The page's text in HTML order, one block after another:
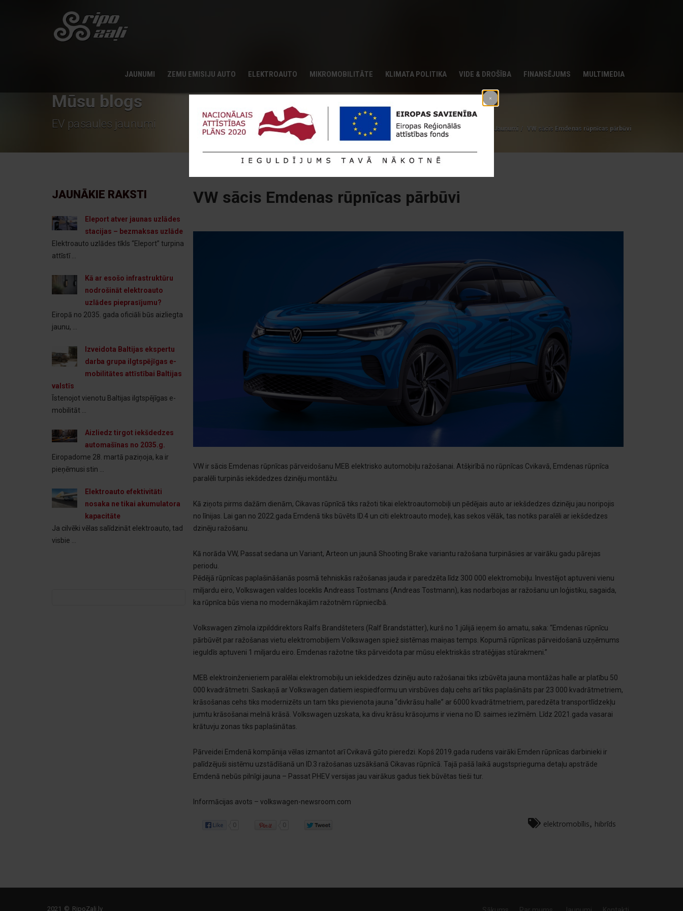
JAUNUMI ZEMU EMISIJU AUTO ELEKTROAUTO MIKROMOBILITĀTE KLIMATA POLITIKA VIDE & DROŠĪBA FINANSĒJUMS MULTIMEDIA
Mūsu blogs
EV pasaules jaunumi Jaunumi VW sācis Emdenas rūpnīcas pārbūvi
VW sācis Emdenas rūpnīcas pārbūvi
VW ir sācis Emdenas rūpnīcas pārveidošanu MEB elektrisko automobiļu ražošanai. Atšķirībā no rūpnīcas Cvikavā, Emdenas rūpnīca
paralēli turpinās iekšdedzes dzinēju montāžu.
Kā ziņots pirms dažām dienām, Cikavas rūpnīcā tiks ražoti tikai elektroautomobiļi un pēdējais auto ar iekšdedzes dzinēju jau noripojis
no līnijas. Lai gan no 2022.gada Emdenā tiks būvēts ID.4 un citi elektroauto modeļi, kas sekos vēlāk, tas notiks paralēli ar iekšdedzes
dzinēju ražošanu.
Kā norāda VW, Passat sedana un Variant, Arteon un jaunā Shooting Brake variantu ražošana turpināsies ar vairāku gadu pārejas
periodu.
Pēdējā rūpnīcas paplašināšanās posmā tehniskās ražošanas jauda ir paredzēta līdz 300 000 elektromobiļu. Investējot aptuveni vienu
miljardu eiro, Volkswagen valdes loceklis Andreass Tostmans (Andreas Tostmann), kas nodarbojas ar ražošanu un loģistiku, sagaida,
ka rūpnīca būs viena no modernākajām ražotnēm rūpniecībā.
Volkswagen zīmola izpilddirektors Ralfs Brandšteters (Ralf Brandstätter), kurš no 1.jūlijā ieņem šo amatu, saka: “Emdenas rūpnīcu
pārbūvēt par ražošanas vietu elektromobiļiem Volkswagen spiež sistēmas maiņas temps. Kopumā rūpnīcas pārveidošanā uzņēmums
ieguldīs aptuveni 1 miljardu eiro. Emdenas ražotne tiks pārveidota par mūsu elektriskās stratēģijas stūrakmeni.”
MEB elektroinženieriem paralēlai elektromobiļu un iekšdedzes dzinēju auto ražošanai tiks izbūvēta jauna montāžas halle ar platību 50
000 kvadrātmetri. Saskaņā ar Volkswagen datiem iespiedformu un virsbūves daļu cehs arī tiks paplašināts par 23 000 kvadrātmetriem,
krāsošanas cehs tiks modernizēts un tam tiks pievienota jauna “divkrāsu halle” ar 6000 kvadrātmetriem, paredzēta transportlīdzekļu
jumtu krāsošanai melnā krāsā. Volkswagen uzskata, ka divu krāsu krāsojums ir viena no ID. saimes iezīmēm. Līdz 2021.gada vasarai
krātuvju zonas tiks paplašinātas.
Pārveidei Emdenā kompānija vēlas izmantot arī Cvikavā gūto pieredzi. Kopš 2019.gada rudens vairāki Emden rūpnīcas darbinieki ir
palīdzējuši sistēmu uzstādīšanā un ID.3 ražošanas uzsākšanā Cikavas rūpnīcā. Tajā pašā laikā augstsprieguma detaļu apstrāde
Emdenā nebūs pilnīgi jauna – Passat PHEV versijas jau vairākus gadus tiek būvētas tieši tur.
Informācijas avots – volkswagen-newsroom.com
0 0 elektromobīlis hibrīds
JAUNĀKIE RAKSTI
Eleport atver jaunas uzlādes
stacijas – bezmaksas uzlāde
Elektroauto uzlādes tīkls “Eleport” turpina
attīstī ...
Kā ar esošo infrastruktūru
nodrošināt elektroauto
uzlādes pieprasījumu?
Eiropā no 2035. gada oficiāli būs aizliegta
jaunu, ...
Izveidota Baltijas ekspertu
darba grupa ilgtspējīgas e-
mobilitātes attīstībai Baltijas
valstīs
Īstenojot vienotu Baltijas ilgtspējīgas e-
mobilitāt ...
Aizliedz tirgot iekšdedzes
automašīnas no 2035.g.
Eiropadome 28. martā paziņoja, ka ir
pieņēmusi stin ...
Elektroauto efektivitāti
nosaka ne tikai akumulatora
kapacitāte
Ja cilvēki vēlas salīdzināt elektroauto, tad
visbie ...
2021 © RipoZaļi.lv